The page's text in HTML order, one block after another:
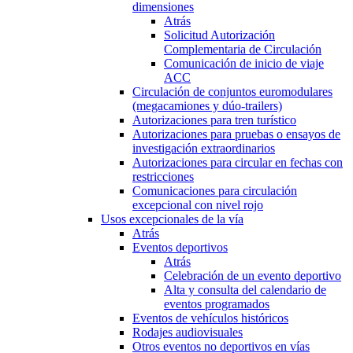
dimensiones
Atrás
Solicitud Autorización
Complementaria de Circulación
Comunicación de inicio de viaje
ACC
Circulación de conjuntos euromodulares
(megacamiones y dúo-trailers)
Autorizaciones para tren turístico
Autorizaciones para pruebas o ensayos de
investigación extraordinarios
Autorizaciones para circular en fechas con
restricciones
Comunicaciones para circulación
excepcional con nivel rojo
Usos excepcionales de la vía
Atrás
Eventos deportivos
Atrás
Celebración de un evento deportivo
Alta y consulta del calendario de
eventos programados
Eventos de vehículos históricos
Rodajes audiovisuales
Otros eventos no deportivos en vías